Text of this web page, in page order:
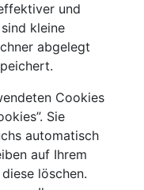
und
kleine
abgelegt
Cookies
Sie
automatisch
auf Ihrem
löschen.